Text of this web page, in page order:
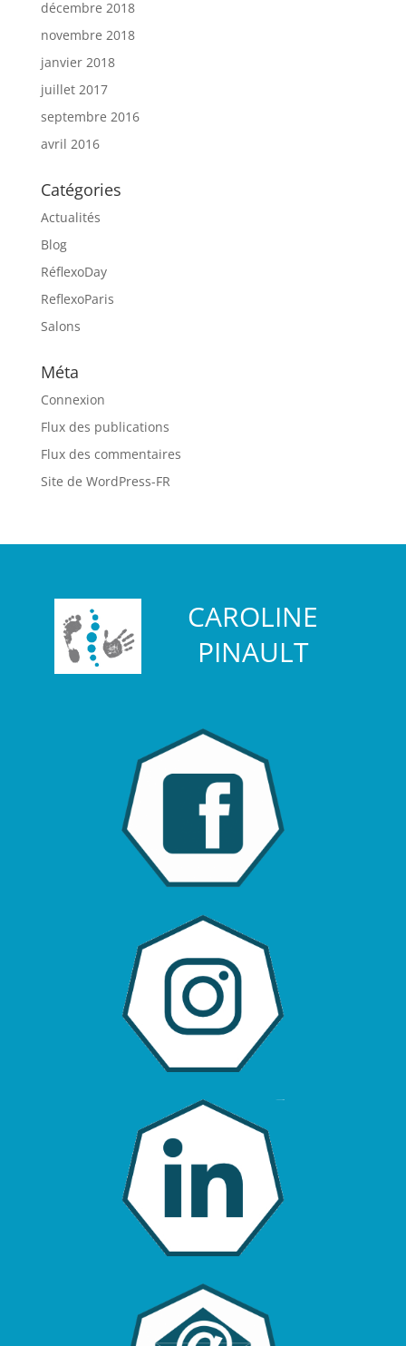
décembre 2018
novembre 2018
janvier 2018
juillet 2017
septembre 2016
avril 2016
Catégories
Actualités
Blog
RéflexoDay
ReflexoParis
Salons
Méta
Connexion
Flux des publications
Flux des commentaires
Site de WordPress-FR
CAROLINE
PINAULT